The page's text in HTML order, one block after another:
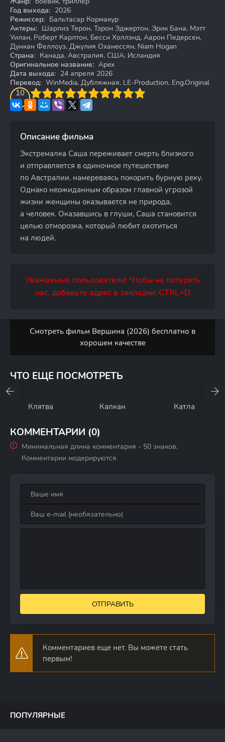
Год выхода: 2026
Режиссер: Бальтасар Кормакур
Актеры: Шарлиз Терон, Тэрон Эджертон, Эрик Бана, Мэтт
Уилан, Роберт Карлтон, Бесси Холлэнд, Аарон Педерсен,
Дункан Феллоуз, Джулия Оханессян, Niam Hogan
Страна: Канада, Австралия, США, Исландия
Оригинальное название: Apex
Дата выхода: 24 апреля 2026
Перевод: WinMedia, Дубляжная, LE-Production, Eng.Original
10
4 5 6 7 8 9 10
Описание фильма
Экстремалка Саша переживает смерть близкого
и отправляется в одиночное путешествие
по Австралии, намереваясь покорить бурную реку.
Однако неожиданным образом главной угрозой
жизни женщины оказывается не природа,
а человек. Оказавшись в глуши, Саша становится
целью отморозка, который любит охотиться
на людей.
Уважаемые пользователи! Чтобы не потерять
нас, добавьте адрес в закладки: CTRL+D
Смотреть фильм Вершина (2026) бесплатно в
хорошем качестве
ЧТО ЕЩЕ ПОСМОТРЕТЬ
Клятва Капкан Катла
КОММЕНТАРИИ (0)
Минимальная длина комментария - 50 знаков.
Комментарии модерируются
ОТПРАВИТЬ
Комментариев еще нет. Вы можете стать
первым!
ПОПУЛЯРНЫЕ